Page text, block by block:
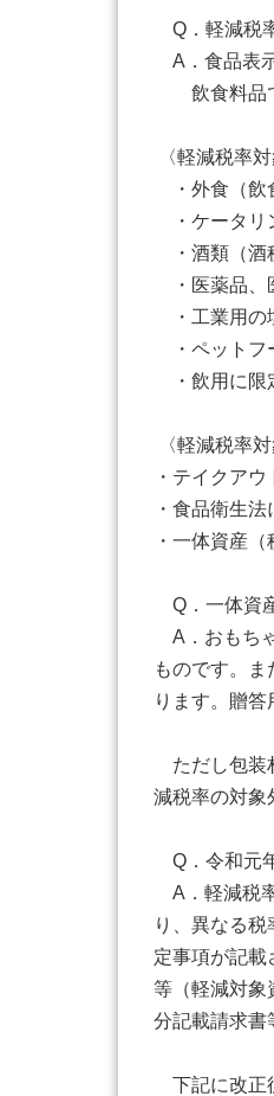
Q．軽減税
A．食品表
飲食料品で
〈軽減税率対
・外食（飲
・ケータリ
・酒類（酒
・医薬品、
・工業用
・ペットフ
・飲用に限
〈軽減税率対
・テイクア
・食品衛生
・一体資産
Q．一体資
A．おもち
ものです。
ります。贈
ただし包装
減税率の対象
Q．令和元
A．軽減税
り、異なる
定事項が記載
等（軽減対象
分記載請求書
下記に改正